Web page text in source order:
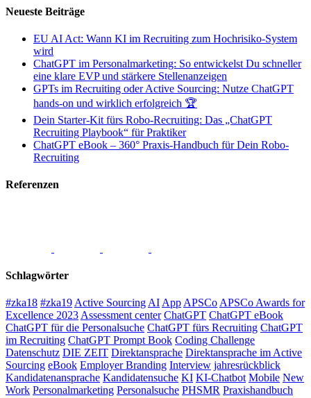
Neueste Beiträge
EU AI Act: Wann KI im Recruiting zum Hochrisiko-System
wird
ChatGPT im Personalmarketing: So entwickelst Du schneller
eine klare EVP und stärkere Stellenanzeigen
GPTs im Recruiting oder Active Sourcing: Nutze ChatGPT
hands-on und wirklich erfolgreich 🏆
Dein Starter-Kit fürs Robo-Recruiting: Das „ChatGPT
Recruiting Playbook“ für Praktiker
ChatGPT eBook – 360° Praxis-Handbuch für Dein Robo-
Recruiting
Referenzen
Schlagwörter
#zka18 #zka19 Active Sourcing AI App APSCo APSCo Awards for
Excellence 2023 Assessment center ChatGPT ChatGPT eBook
ChatGPT für die Personalsuche ChatGPT fürs Recruiting ChatGPT
im Recruiting ChatGPT Prompt Book Coding Challenge
Datenschutz DIE ZEIT Direktansprache Direktansprache im Active
Sourcing eBook Employer Branding Interview jahresrückblick
Kandidatenansprache Kandidatensuche KI KI-Chatbot Mobile New
Work Personalmarketing Personalsuche PHSMR Praxishandbuch